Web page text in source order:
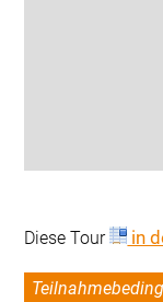
Diese Tour in